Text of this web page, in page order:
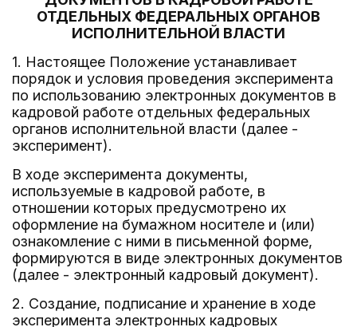
ОТДЕЛЬНЫХ ФЕДЕРАЛЬНЫХ ОРГАНОВ
ИСПОЛНИТЕЛЬНОЙ ВЛАСТИ
1. Настоящее Положение устанавливает
порядок и условия проведения эксперимента
по использованию электронных документов в
кадровой работе отдельных федеральных
органов исполнительной власти (далее -
эксперимент).
В ходе эксперимента документы,
используемые в кадровой работе, в
отношении которых предусмотрено их
оформление на бумажном носителе и (или)
ознакомление с ними в письменной форме,
формируются в виде электронных документов
(далее - электронный кадровый документ).
2. Создание, подписание и хранение в ходе
эксперимента электронных кадровых